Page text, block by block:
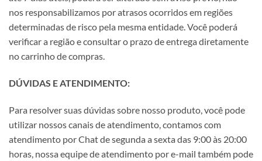
nos responsabilizamos por atrasos ocorridos em regiões
determinadas de risco pela mesma entidade. Você poderá
verificar a região e consultar o prazo de entrega diretamente
no carrinho de compras.
DÚVIDAS E ATENDIMENTO:
Para resolver suas dúvidas sobre nosso produto, você pode
utilizar nossos canais de atendimento, contamos com
atendimento por Chat de segunda a sexta das 9:00 às 20:00
horas, nossa equipe de atendimento por e-mail também pode